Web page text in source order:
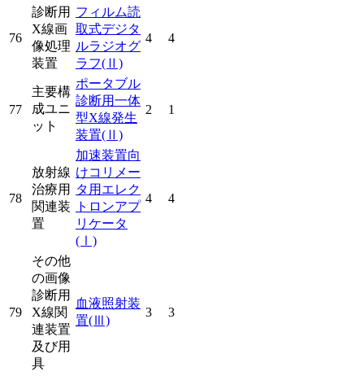
76
診断用
X線画
像処理
装置
フィルム読
取式デジタ
ルラジオグ
ラフ(Ⅱ)
4 4
77
主要構
成ユニ
ット
ポータブル
診断用一体
型X線発生
装置(Ⅱ)
2 1
78
放射線
治療用
関連装
置
加速装置向
けコリメー
タ用エレク
トロンアプ
リケータ
(Ⅰ)
4 4
79
その他
の画像
診断用
X線関
連装置
及び用
具
血液照射装
置(Ⅲ)
3 3